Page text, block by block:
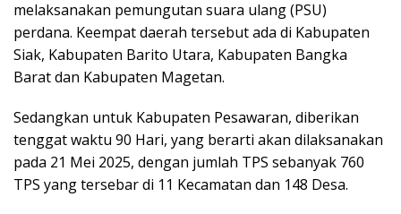
melaksanakan pemungutan suara ulang (PSU)
perdana. Keempat daerah tersebut ada di Kabupaten
Siak, Kabupaten Barito Utara, Kabupaten Bangka
Barat dan Kabupaten Magetan.
Sedangkan untuk Kabupaten Pesawaran, diberikan
tenggat waktu 90 Hari, yang berarti akan dilaksanakan
pada 21 Mei 2025, dengan jumlah TPS sebanyak 760
TPS yang tersebar di 11 Kecamatan dan 148 Desa.